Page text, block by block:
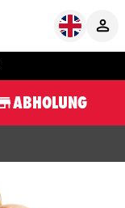
ABHOLUNG